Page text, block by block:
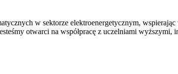
w sektorze elektroenergetycznym, wspierając
otwarci na współpracę z uczelniami wyższymi,